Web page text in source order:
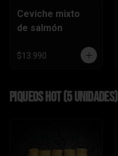
Ceviche mixto
de salmón
$13.990
Piqueos hot (5 unidades)